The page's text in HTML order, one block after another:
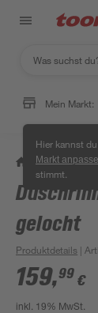
Mein Markt:
Hier kannst
Markt
stimmt.
/ Bad &
gelocht
Produktdetails |
159,99 €
inkl. 19% MwSt.